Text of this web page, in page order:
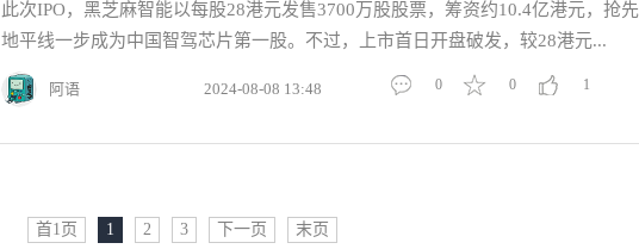
此次IPO，黑芝麻智能以每股28港元发售3700万股股票，筹资约10.4亿港元，抢先
地平线一步成为中国智驾芯片第一股。不过，上市首日开盘破发，较28港元...
阿语 2024-08-08 13:48 1
0
0
首1页 1 2 3 下一页 末页